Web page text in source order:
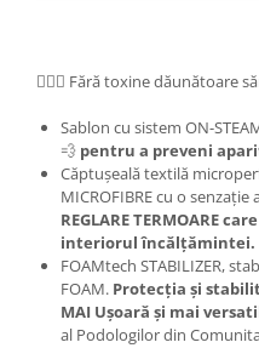
👩🏼‍⚕️ Fără toxine dăunătoare
Sablon cu sistem ON-
💨 pentru a preveni
Căptușeală textilă
MICROFIBRE cu o
REGLARE TERMOARE
interiorul încălțămintei.
FOAMtech STABILIZER,
FOAM. Protecția și
MAI Ușoară și mai
al Podologilor din